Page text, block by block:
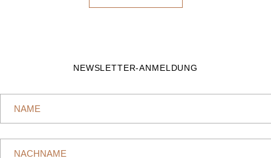
NEWSLETTER-ANMELDUNG